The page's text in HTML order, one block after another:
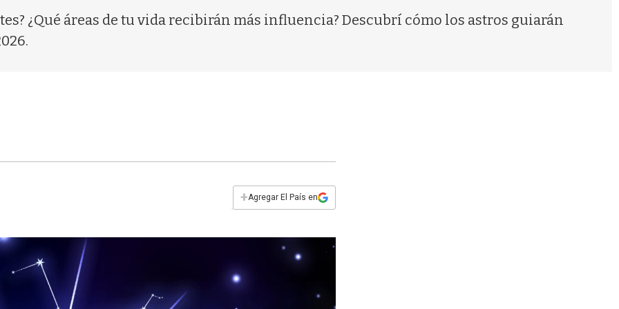
¿Qué áreas de tu vida recibirán más influencia? Descubrí cómo los astros guiarán
+Agregar El País en